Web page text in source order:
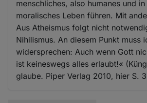
menschliches, also humanes und
moralisches Leben führen. Mit
Aus Atheismus folgt nicht
Nihilismus. An diesem Punkt muss
widersprechen: Auch wenn Gott
ist keineswegs alles erlaubt!«
glaube. Piper Verlag 2010, hier S.